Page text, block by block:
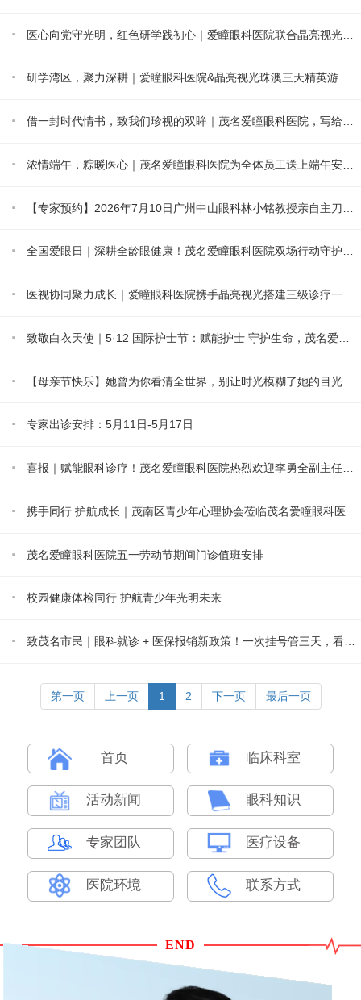
·
· 研学湾区，聚力深耕｜爱瞳眼科医院&晶亮视光珠澳三天精英游学圆满收官
·
·
·
· 全国爱眼日｜深耕全龄眼健康！茂名爱瞳眼科医院双场行动守护全民清晰视界
·
·
· 【母亲节快乐】她曾为你看清全世界，别让时光模糊了她的目光
· 专家出诊安排：5月11日-5月17日
·
·
· 茂名爱瞳眼科医院五一劳动节期间门诊值班安排
· 校园健康体检同行 护航青少年光明未来
·
第一页 上一页 1 2 下一页 最后一页
首页 临床科室
活动新闻 眼科知识
专家团队 医疗设备
医院环境 联系方式
END